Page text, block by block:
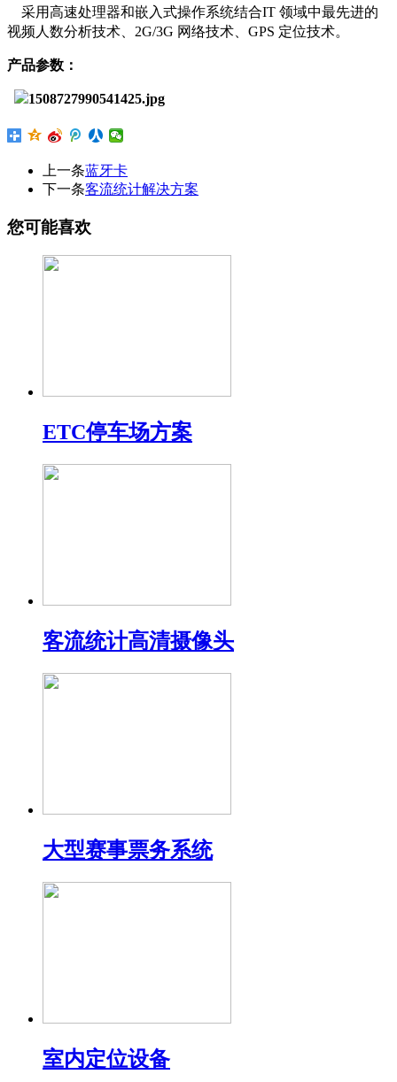
采用高速处理器和嵌入式操作系统结合IT 领域中最先进的
视频人数分析技术、2G/3G 网络技术、GPS 定位技术。
产品参数 ：
上一条蓝牙卡
下一条客流统计解决方案
您可能喜欢
ETC停车场方案
客流统计高清摄像头
大型赛事票务系统
室内定位设备